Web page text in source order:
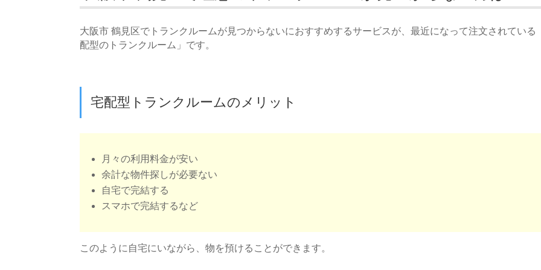
大阪市 鶴見区でトランクルームが見つからないにおすすめするサービスが、最近になって注文されている
配型のトランクルーム」です。
宅配型トランクルームのメリット
月々の利用料金が安い
余計な物件探しが必要ない
自宅で完結する
スマホで完結するなど
このように自宅にいながら、物を預けることができます。